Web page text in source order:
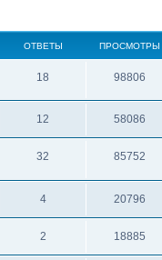
ОТВЕТЫ ПРОСМОТРЫ
18 98806
12 58086
32 85752
4 20796
2 18885